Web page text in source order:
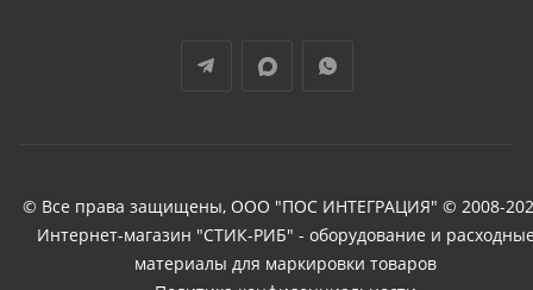
© Все права защищены, ООО "ПОС ИНТЕГРАЦИЯ" © 2008-
Интернет-магазин "СТИК-РИБ" - оборудование и
материалы для маркировки товаров